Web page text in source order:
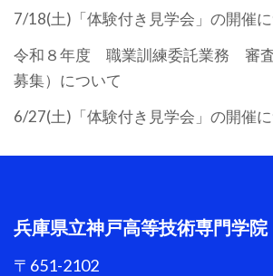
7/18(土)「体験付き見学会」の開催
令和８年度 職業訓練委託業務 審
募集）について
6/27(土)「体験付き見学会」の開催
兵庫県立神戸高等技術専門学院
〒651-2102